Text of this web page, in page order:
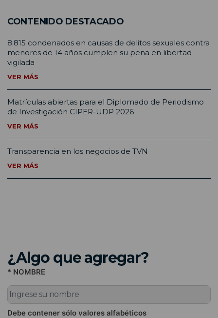
CONTENIDO DESTACADO
8.815 condenados en causas de delitos sexuales contra
menores de 14 años cumplen su pena en libertad
vigilada
VER MÁS
Matrículas abiertas para el Diplomado de Periodismo
de Investigación CIPER-UDP 2026
VER MÁS
Transparencia en los negocios de TVN
VER MÁS
¿Algo que agregar?
* NOMBRE
Debe contener sólo valores alfabéticos